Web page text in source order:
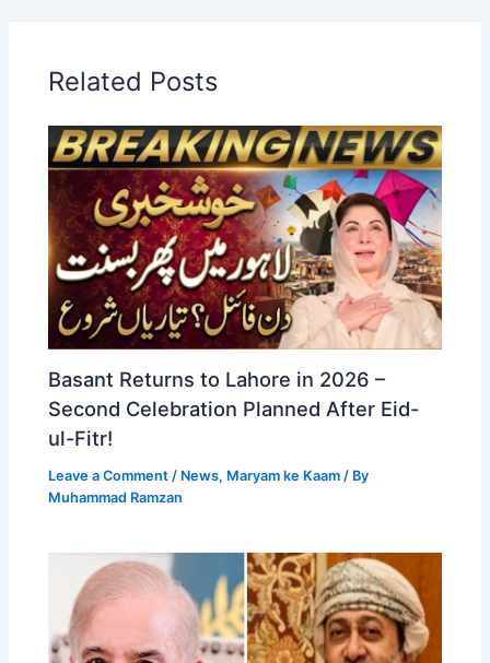
Related Posts
Basant Returns to Lahore in 2026 –
Second Celebration Planned After Eid-
ul-Fitr!
Leave a Comment / News, Maryam ke Kaam / By
Muhammad Ramzan